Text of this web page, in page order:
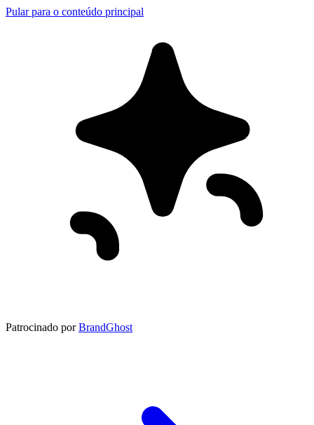
Pular para o conteúdo principal
Patrocinado por BrandGhost